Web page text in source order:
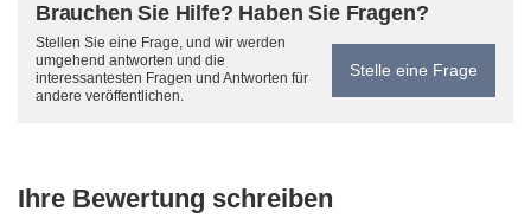
Brauchen Sie Hilfe? Haben Sie Fragen?
Stellen Sie eine Frage, und wir werden
umgehend antworten und die
interessantesten Fragen und Antworten für
andere veröffentlichen.
Stelle eine Frage
Ihre Bewertung schreiben